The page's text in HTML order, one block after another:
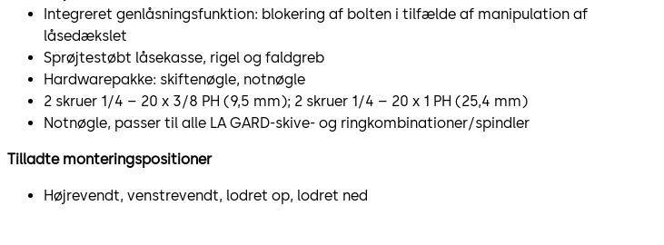
Integreret genlåsningsfunktion: blokering af bolten i tilfælde af manipulation af
låsedækslet
Sprøjtestøbt låsekasse, rigel og faldgreb
Hardwarepakke: skiftenøgle, notnøgle
2 skruer 1/4 – 20 x 3/8 PH (9,5 mm); 2 skruer 1/4 – 20 x 1 PH (25,4 mm)
Notnøgle, passer til alle LA GARD-skive- og ringkombinationer/spindler
Tilladte monteringspositioner
Højrevendt, venstrevendt, lodret op, lodret ned